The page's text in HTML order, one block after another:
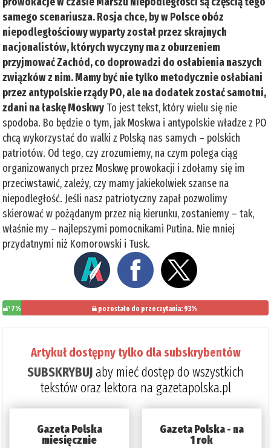
samego scenariusza. Rosja chce, by w Polsce obóz
niepodległościowy wyparty został przez skrajnych
nacjonalistów, których wyczyny ma z oburzeniem
przyjmować Zachód, co doprowadzi do osłabienia naszych
związków z nim. Mamy być nie tylko metodycznie osłabiani
przez antypolskie rządy PO, ale na dodatek zostać samotni,
zdani na łaskę Moskwy To jest tekst, który wielu się nie
spodoba. Bo będzie o tym, jak Moskwa i antypolskie władze z PO
chcą wykorzystać do walki z Polską nas samych – polskich
patriotów. Od tego, czy zrozumiemy, na czym polega ciąg
organizowanych przez Moskwę prowokacji i zdołamy się im
przeciwstawić, zależy, czy mamy jakiekolwiek szanse na
niepodległość. Jeśli nasz patriotyczny zapał pozwolimy
skierować w pożądanym przez nią kierunku, zostaniemy – tak,
właśnie my – najlepszymi pomocnikami Putina. Nie mniej
przydatnymi niż Komorowski i Tusk.
7% pozostało do przeczytania: 93%
Artykuł dostępny tylko dla subskrybentów
SUBSKRYBUJaby mieć dostęp do wszystkich
tekstów oraz lektora na gazetapolska.pl
Gazeta Polska
miesięcznie
Gazeta Polska - na
1 rok